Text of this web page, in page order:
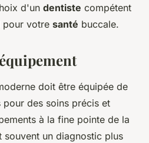
d'un dentiste compétent
pour votre santé buccale.
doit être équipée de
des soins précis et
à la fine pointe de la
souvent un diagnostic plus